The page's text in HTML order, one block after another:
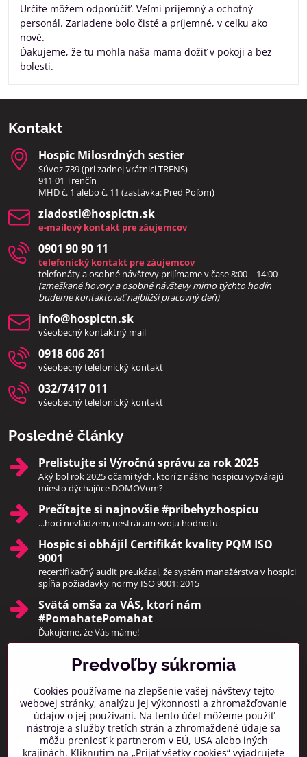
Určite môžem odporúčiť. Veľmi príjemný a ochotný
personál. Zariadene bolo čisté a príjemné, v celku ako
nové.
Ďakujeme, že tu mohla naša mama dožiť v pokoji a bez
bolesti.
Kontakt
Hospic Milosrdných sestier
Súvoz 739 (pri zadnej vrátnici TRENS)
911 01 Trenčín
MHD č. 1 alebo č. 11 (zastávka: Pred Poľom)
ziadosti​@hospictn​.sk
e-mailový kontakt pre záujemcov
0901 90 90 11
telefonický kontakt pre záujemcov
telefonáty a osobné návštevy prijímame v čase 8:00 – 14:00
(zmeškané hovory a osobné návštevy mimo týchto hodín
budeme kontaktovať najbližší pracovný deň)
info​@hospictn​.sk
všeobecný kontaktný mail
0918 606 261
všeobecný telefonický kontakt
032/7417 011
všeobecný telefonický kontakt
Posledné články
Prelistujte si Výročnú správu za rok 2025
Aký bol rok 2025 očami tých, ktorí z nášho hospicu vytvárajú
miesto dýchajúce DOMOVom?
Prečítajte si najnovšie #pribehyzhospicu
...hoci nevládzem, nestrácam svoju hodnotu
Hospic si obhájil Certifikát kvality PQM ISO
9001
recertifikačný audit preukázal, že systém manažérstva v hospici
spĺňa požiadavky normy ISO 9001: 2015
Svätá omša za VÁS, ktorí nám
#PomahatePomahat
Ďakujeme, že Vás máme!
Pridajte sa k nám
Facebook Instagram
Prihlásiť na odber noviniek
Predvoľby súkromia
Cookies používame na zlepšenie vašej návštevy tejto
webovej stránky, analýzu jej výkonnosti a zhromažďovanie
údajov o jej používaní. Na tento účel môžeme použiť
nástroje a služby tretích strán a zhromaždené údaje sa
môžu preniesť k partnerom v EÚ, USA alebo iných
krajinách. Kliknutím na „Prijať všetky cookies“ vyjadrujete